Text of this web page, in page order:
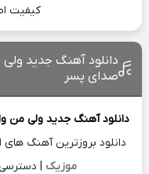
کیفیت
دانلود آهنگ جدید
صدای پسر
دانلود آهنگ جدید ولی من
دانلود بروزترین آهنگ
موزیک |